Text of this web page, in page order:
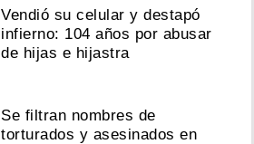
Vendió su celular y destapó
infierno: 104 años por abusar
de hijas e hijastra
Se filtran nombres de
torturados y asesinados en